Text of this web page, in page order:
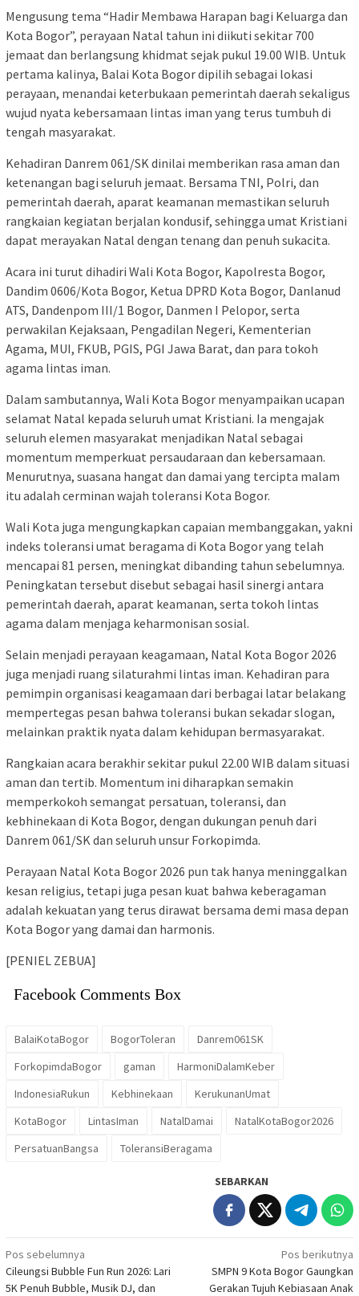
Mengusung tema “Hadir Membawa Harapan bagi Keluarga dan
Kota Bogor”, perayaan Natal tahun ini diikuti sekitar 700
jemaat dan berlangsung khidmat sejak pukul 19.00 WIB. Untuk
pertama kalinya, Balai Kota Bogor dipilih sebagai lokasi
perayaan, menandai keterbukaan pemerintah daerah sekaligus
wujud nyata kebersamaan lintas iman yang terus tumbuh di
tengah masyarakat.
Kehadiran Danrem 061/SK dinilai memberikan rasa aman dan
ketenangan bagi seluruh jemaat. Bersama TNI, Polri, dan
pemerintah daerah, aparat keamanan memastikan seluruh
rangkaian kegiatan berjalan kondusif, sehingga umat Kristiani
dapat merayakan Natal dengan tenang dan penuh sukacita.
Acara ini turut dihadiri Wali Kota Bogor, Kapolresta Bogor,
Dandim 0606/Kota Bogor, Ketua DPRD Kota Bogor, Danlanud
ATS, Dandenpom III/1 Bogor, Danmen I Pelopor, serta
perwakilan Kejaksaan, Pengadilan Negeri, Kementerian
Agama, MUI, FKUB, PGIS, PGI Jawa Barat, dan para tokoh
agama lintas iman.
Dalam sambutannya, Wali Kota Bogor menyampaikan ucapan
selamat Natal kepada seluruh umat Kristiani. Ia mengajak
seluruh elemen masyarakat menjadikan Natal sebagai
momentum memperkuat persaudaraan dan kebersamaan.
Menurutnya, suasana hangat dan damai yang tercipta malam
itu adalah cerminan wajah toleransi Kota Bogor.
Wali Kota juga mengungkapkan capaian membanggakan, yakni
indeks toleransi umat beragama di Kota Bogor yang telah
mencapai 81 persen, meningkat dibanding tahun sebelumnya.
Peningkatan tersebut disebut sebagai hasil sinergi antara
pemerintah daerah, aparat keamanan, serta tokoh lintas
agama dalam menjaga keharmonisan sosial.
Selain menjadi perayaan keagamaan, Natal Kota Bogor 2026
juga menjadi ruang silaturahmi lintas iman. Kehadiran para
pemimpin organisasi keagamaan dari berbagai latar belakang
mempertegas pesan bahwa toleransi bukan sekadar slogan,
melainkan praktik nyata dalam kehidupan bermasyarakat.
Rangkaian acara berakhir sekitar pukul 22.00 WIB dalam situasi
aman dan tertib. Momentum ini diharapkan semakin
memperkokoh semangat persatuan, toleransi, dan
kebhinekaan di Kota Bogor, dengan dukungan penuh dari
Danrem 061/SK dan seluruh unsur Forkopimda.
Perayaan Natal Kota Bogor 2026 pun tak hanya meninggalkan
kesan religius, tetapi juga pesan kuat bahwa keberagaman
adalah kekuatan yang terus dirawat bersama demi masa depan
Kota Bogor yang damai dan harmonis.
[PENIEL ZEBUA]
Facebook Comments Box
BalaiKotaBogor BogorToleran
Danrem061SK
ForkopimdaBogor
gaman
HarmoniDalamKeber
IndonesiaRukun
Kebhinekaan
KerukunanUmat
KotaBogor
Linta​sIman NatalDamai
NatalKotaBogor2026
PersatuanBangsa
ToleransiBeragama
SEBARKAN
Navigasi
pos
Pos sebelumnya
Cileungsi Bubble Fun Run 2026: Lari
5K Penuh Bubble, Musik DJ, dan
Pos berikutnya
SMPN 9 Kota Bogor Gaungkan
Gerakan Tujuh Kebiasaan Anak